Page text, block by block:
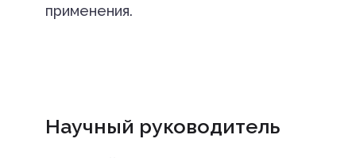
применения.
Научный руководитель